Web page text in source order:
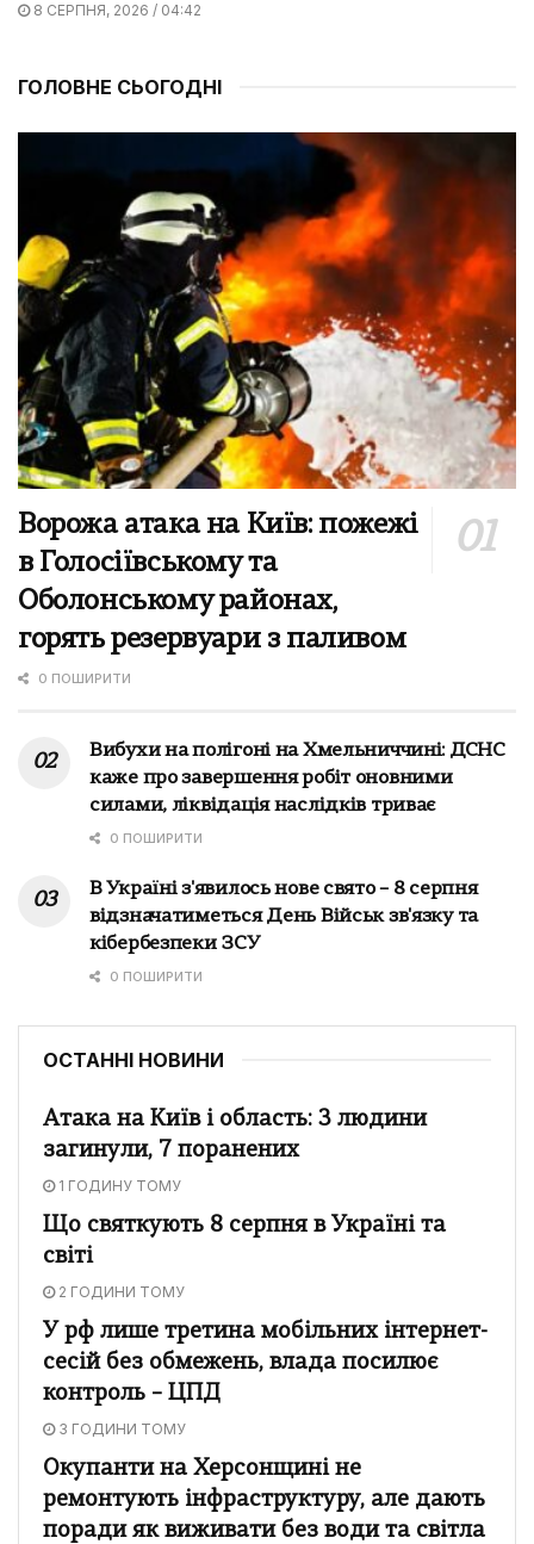
8 СЕРПНЯ, 2026 / 04:42
ГОЛОВНЕ СЬОГОДНІ
Ворожа атака на Київ: пожежі
в Голосіївському та
Оболонському районах,
горять резервуари з паливом
0 ПОШИРИТИ
Вибухи на полігоні на Хмельниччині: ДСНС
каже про завершення робіт оновними
силами, ліквідація наслідків триває
0 ПОШИРИТИ
В Україні з'явилось нове свято – 8 серпня
відзначатиметься День Військ зв'язку та
кібербезпеки ЗСУ
0 ПОШИРИТИ
ОСТАННІ НОВИНИ
Атака на Київ і область: 3 людини
загинули, 7 поранених
1 ГОДИНУ ТОМУ
Що святкують 8 серпня в Україні та
світі
2 ГОДИНИ ТОМУ
У рф лише третина мобільних інтернет-
сесій без обмежень, влада посилює
контроль – ЦПД
3 ГОДИНИ ТОМУ
Окупанти на Херсонщині не
ремонтують інфраструктуру, але дають
поради як виживати без води та світла